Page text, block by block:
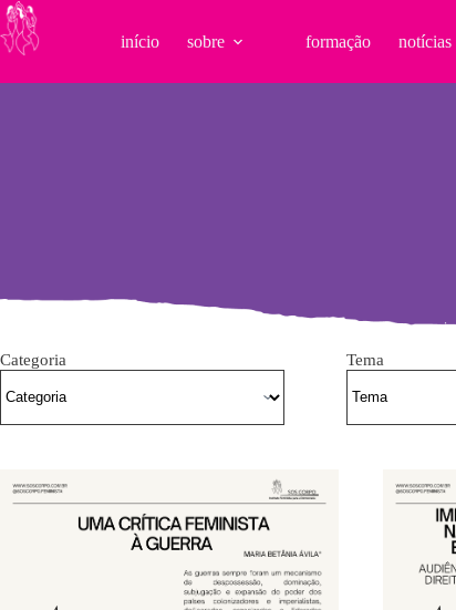
Pular
para
o
início sobre formação notícias
Categoria
Tema